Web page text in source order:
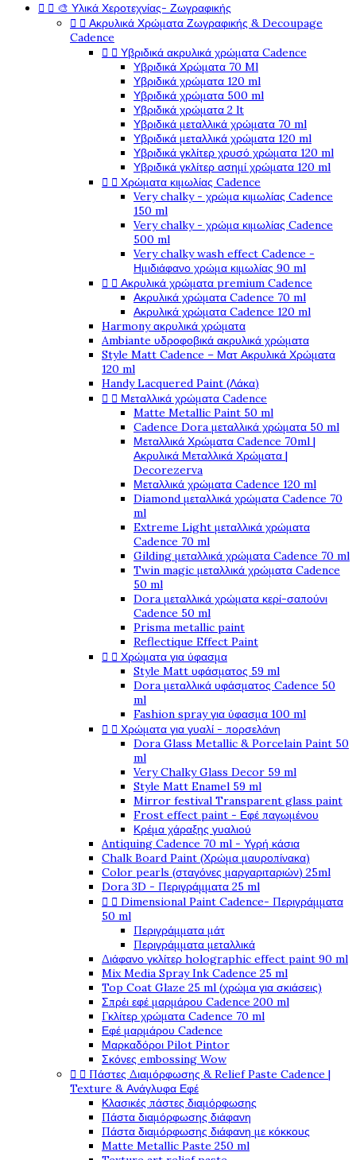
  🎨 Υλικά Χεροτεχνίας- Ζωγραφικής
  Ακρυλικά Χρώματα Ζωγραφικής & Decoupage
Cadence
  Υβριδικά ακρυλικά χρώματα Cadence
Υβριδικά Χρώματα 70 Ml
Υβριδικά χρώματα 120 ml
Υβριδικά χρώματα 500 ml
Υβριδικά χρώματα 2 lt
Υβριδικά μεταλλικά χρώματα 70 ml
Υβριδικά μεταλλικά χρώματα 120 ml
Υβριδικά γκλίτερ χρυσό χρώματα 120 ml
Υβριδικά γκλίτερ ασημί χρώματα 120 ml
  Χρώματα κιμωλίας Cadence
Very chalky - χρώμα κιμωλίας Cadence
150 ml
Very chalky - χρώμα κιμωλίας Cadence
500 ml
Very chalky wash effect Cadence -
Ημιδιάφανο χρώμα κιμωλίας 90 ml
  Ακρυλικά χρώματα premium Cadence
Ακρυλικά χρώματα Cadence 70 ml
Ακρυλικά χρώματα Cadence 120 ml
Harmony ακρυλικά χρώματα
Ambiante υδροφοβικά ακρυλικά χρώματα
Style Matt Cadence – Ματ Ακρυλικά Χρώματα
120 ml
Handy Lacquered Paint (Λάκα)
  Μεταλλικά χρώματα Cadence
Matte Metallic Paint 50 ml
Cadence Dora μεταλλικά χρώματα 50 ml
Μεταλλικά Χρώματα Cadence 70ml |
Ακρυλικά Μεταλλικά Χρώματα |
Decorezerva
Μεταλλικά χρώματα Cadence 120 ml
Diamond μεταλλικά χρώματα Cadence 70
ml
Extreme Light μεταλλικά χρώματα
Cadence 70 ml
Gilding μεταλλικά χρώματα Cadence 70 ml
Twin magic μεταλλικά χρώματα Cadence
50 ml
Dora μεταλλικά χρώματα κερί-σαπούνι
Cadence 50 ml
Prisma metallic paint
Reflectique Effect Paint
  Χρώματα για ύφασμα
Style Matt υφάσματος 59 ml
Dora μεταλλικά υφάσματος Cadence 50
ml
Fashion spray για ύφασμα 100 ml
  Χρώματα για γυαλί - πορσελάνη
Dora Glass Metallic & Porcelain Paint 50
ml
Very Chalky Glass Decor 59 ml
Style Matt Enamel 59 ml
Mirror festival Transparent glass paint
Frost effect paint - Εφέ παγωμένου
Κρέμα χάραξης γυαλιού
Antiquing Cadence 70 ml - Υγρή κάσια
Chalk Board Paint (Χρώμα μαυροπίνακα)
Color pearls (σταγόνες μαργαριταριών) 25ml
Dora 3D - Περιγράμματα 25 ml
  Dimensional Paint Cadence- Περιγράμματα
50 ml
Περιγράμματα μάτ
Περιγράμματα μεταλλικά
Διάφανο γκλίτερ holographic effect paint 90 ml
Mix Media Spray Ink Cadence 25 ml
Top Coat Glaze 25 ml (χρώμα για σκιάσεις)
Σπρέι εφέ μαρμάρου Cadence 200 ml
Γκλίτερ χρώματα Cadence 70 ml
Εφέ μαρμάρου Cadence
Μαρκαδόροι Pilot Pintor
Σκόνες embossing Wow
  Πάστες Διαμόρφωσης & Relief Paste Cadence |
Texture & Ανάγλυφα Εφέ
Κλασικές πάστες διαμόρφωσης
Πάστα διαμόρφωσης διάφανη
Πάστα διαμόρφωσης διάφανη με κόκκους
Matte Metallic Paste 250 ml